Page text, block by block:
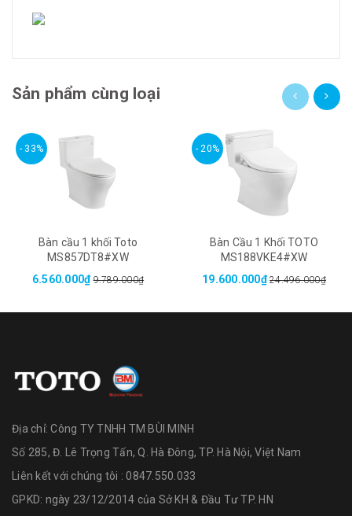
Sản phẩm cùng loại
- 33%
Bàn cầu 1 khối Toto
MS857DT8#XW
6.560.000₫ 9.789.000₫
- 20%
Bàn Cầu 1 Khối TOTO
MS188VKE4#XW
19.600.000₫ 24.496.000₫
Địa chỉ:Công TY TNHH TM BÙI MINH
Số 285, Đ. Lê Trọng Tấn, Q. Hà Đông, TP. Hà Nội, Việt Nam
Liên kết với chúng tôi : 0847.550.033
GPKD: ngày 23/12/2014 của Sở KH & Đầu Tư TP. HN